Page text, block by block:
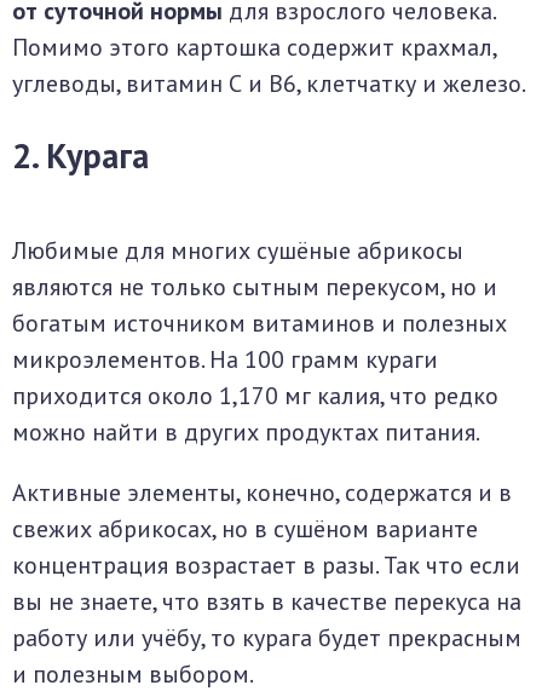
от суточной нормы для взрослого человека.
Помимо этого картошка содержит крахмал,
углеводы, витамин С и В6, клетчатку и железо.
2. Курага
Любимые для многих сушёные абрикосы
являются не только сытным перекусом, но и
богатым источником витаминов и полезных
микроэлементов. На 100 грамм кураги
приходится около 1,170 мг калия, что редко
можно найти в других продуктах питания.
Активные элементы, конечно, содержатся и в
свежих абрикосах, но в сушёном варианте
концентрация возрастает в разы. Так что если
вы не знаете, что взять в качестве перекуса на
работу или учёбу, то курага будет прекрасным
и полезным выбором.